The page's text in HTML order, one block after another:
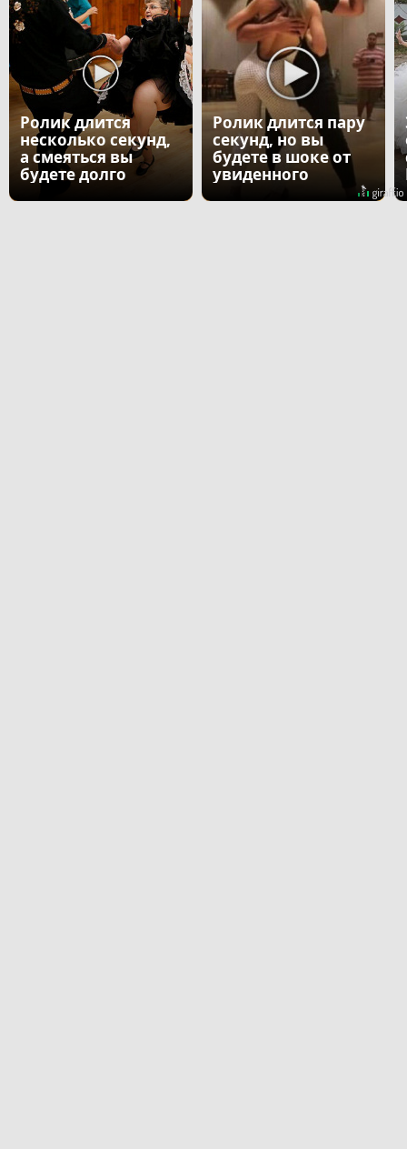
Ролик длится
несколько секунд,
а смеяться вы
будете долго
Ролик длится пару
секунд, но вы
будете в шоке от
увиденного